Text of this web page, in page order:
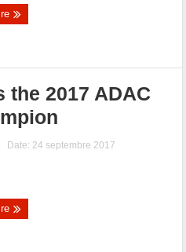
the 2017 ADAC
Date: 24 septembre 2017